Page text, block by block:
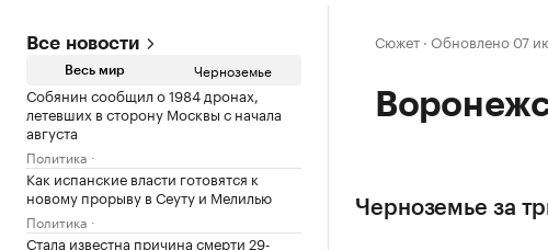
Все новости
Весь мир Черноземье
Собянин сообщил о 1984 дронах,
летевших в сторону Москвы с начала
августа
Политика
Как испанские власти готовятся к
новому прорыву в Сеуту и Мелилью
Политика
Стала известна причина смерти 29-
Сюжет · Обновлено 07
Черноземье за